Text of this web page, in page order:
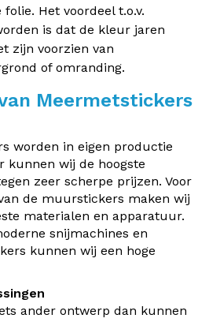
Het voordeel t.o.v.
is dat de kleur jaren
zijn voorzien van
of omranding.
Meermetstickers
worden in eigen productie
kunnen wij de hoogste
zeer scherpe prijzen. Voor
de muurstickers maken wij
materialen en apparatuur.
snijmachines en
kunnen wij een hoge
ander ontwerp dan kunnen